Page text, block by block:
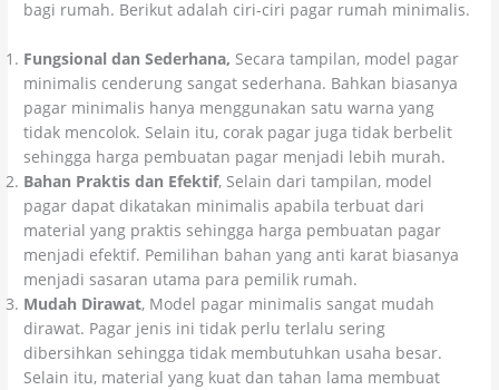
bagi rumah. Berikut adalah ciri-ciri pagar rumah minimalis.
Fungsional dan Sederhana, Secara tampilan, model pagar
minimalis cenderung sangat sederhana. Bahkan biasanya
pagar minimalis hanya menggunakan satu warna yang
tidak mencolok. Selain itu, corak pagar juga tidak berbelit
sehingga harga pembuatan pagar menjadi lebih murah.
Bahan Praktis dan Efektif, Selain dari tampilan, model
pagar dapat dikatakan minimalis apabila terbuat dari
material yang praktis sehingga harga pembuatan pagar
menjadi efektif. Pemilihan bahan yang anti karat biasanya
menjadi sasaran utama para pemilik rumah.
Mudah Dirawat, Model pagar minimalis sangat mudah
dirawat. Pagar jenis ini tidak perlu terlalu sering
dibersihkan sehingga tidak membutuhkan usaha besar.
Selain itu, material yang kuat dan tahan lama membuat